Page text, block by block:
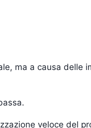
ma a causa
veloce del